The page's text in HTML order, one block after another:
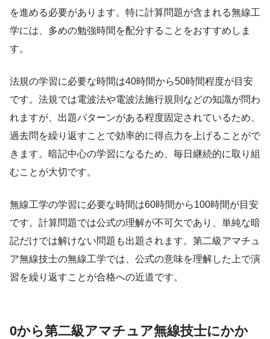
を進める必要があります。特に計算問題が含まれる無線工
学には、多めの勉強時間を配分することをおすすめしま
す。
法規の学習に必要な時間は40時間から50時間程度が目安
です。法規では電波法や電波法施行規則などの知識が問わ
れますが、出題パターンがある程度固定されているため、
過去問を繰り返すことで効率的に得点力を上げることがで
きます。暗記中心の学習になるため、毎日継続的に取り組
むことが大切です。
無線工学の学習に必要な時間は60時間から100時間が目安
です。計算問題では公式の理解が不可欠であり、単純な暗
記だけでは解けない問題も出題されます。第二級アマチュ
ア無線技士の無線工学では、公式の意味を理解した上で演
習を繰り返すことが合格への近道です。
0から第二級アマチュア無線技士にかか